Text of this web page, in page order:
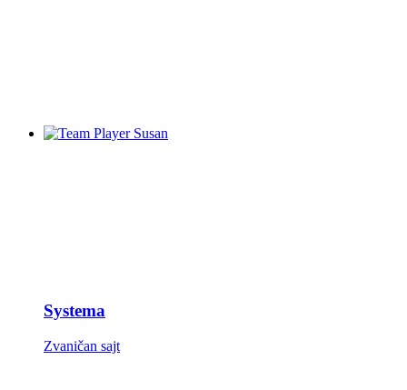
Systema
Zvaničan sajt